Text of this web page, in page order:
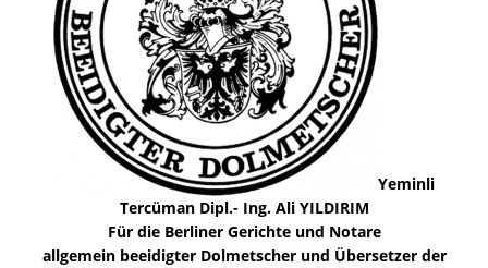
Yeminli
Tercüman Dipl.- Ing. Ali YILDIRIM
Für die Berliner Gerichte und Notare
allgemein beeidigter Dolmetscher und Übersetzer der